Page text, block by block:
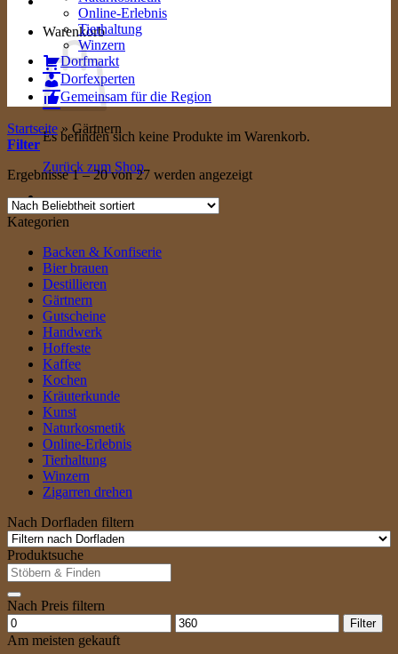
Warenkorb
Es befinden sich keine Produkte im Warenkorb.
Zurück zum Shop
Online-Erlebnis
Tierhaltung
Winzern
Dorfmarkt
Dorfexperten
Gemeinsam für die Region
Startseite » Gärtnern
Filter
Ergebnisse 1 – 20 von 27 werden angezeigtNach
Kategorien
Backen & Konfiserie
Bier brauen
Destillieren
Gärtnern
Gutscheine
Handwerk
Hoffeste
Kaffee
Kochen
Kräuterkunde
Kunst
Naturkosmetik
Online-Erlebnis
Tierhaltung
Winzern
Zigarren drehen
Nach Dorfladen filtern
Produktsuche
Suche
nach:
Nach Preis filtern
Min.
Preis
Max.
Preis
Filter
Am meisten gekauft